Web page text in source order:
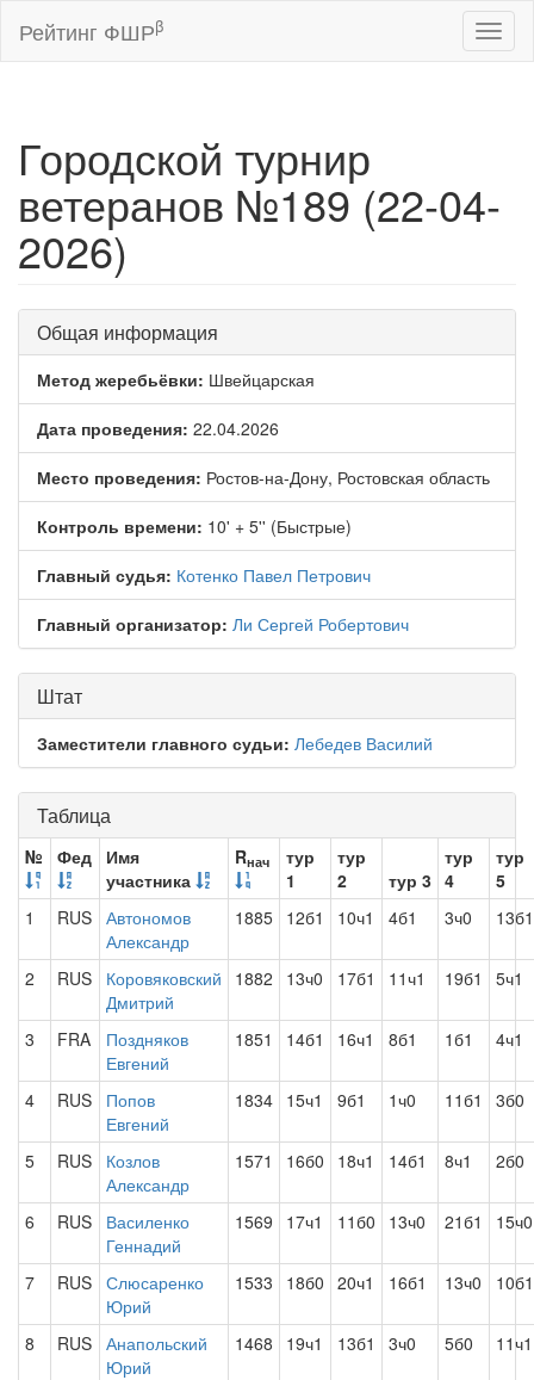
Рейтинг ФШРβ
Городской турнир
ветеранов №189 (22-04-
2026)
Общая информация
Метод жеребьёвки: Швейцарская
Дата проведения: 22.04.2026
Место проведения: Ростов-на-Дону, Ростовская область
Контроль времени: 10' + 5'' (Быстрые)
Главный судья: Котенко Павел Петрович
Главный организатор: Ли Сергей Робертович
Штат
Заместители главного судьи: Лебедев Василий
Таблица
№ Фед
Имя
участника
Rнач
тур
1
тур
2
тур 3
тур
4
тур
5
1
RUS Автономов
Александр
1885 12б1 10ч1 4б1 3ч0 13б1
2 RUS
Коровяковский
Дмитрий
1882 13ч0 17б1 11ч1 19б1 5ч1
3 FRA
Поздняков
Евгений
1851 14б1 16ч1 8б1 1б1 4ч1
4 RUS
Попов
Евгений
1834 15ч1 9б1 1ч0 11б1 3б0
5 RUS
Козлов
Александр
1571 16б0 18ч1 14б1 8ч1 2б0
6 RUS
Василенко
Геннадий
1569 17ч1 11б0 13ч0 21б1 15ч0
7 RUS Слюсаренко
Юрий
1533 18б0 20ч1 16б1 13ч0 10б1
8 RUS Анапольский
Юрий
1468 19ч1 13б1 3ч0 5б0 11ч1